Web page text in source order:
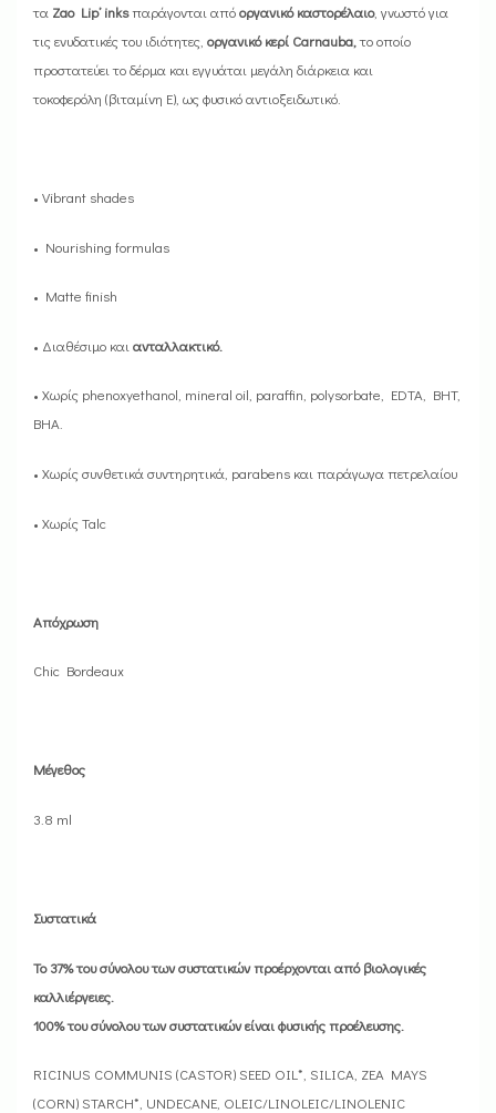
τα Zao Lip’ inksπαράγονται απόοργανικό καστορέλαιο, γνωστό για
τις ενυδατικές του ιδιότητες, οργανικό κερί Carnauba,το οποίο
προστατεύει το δέρμα και εγγυάται μεγάλη διάρκεια και
τοκοφερόλη (βιταμίνη E), ως φυσικό αντιοξειδωτικό.
• Vibrant shades
• Nourishing formulas
• Matte finish
• Διαθέσιμο και ανταλλακτικό.
• Χωρίς phenoxyethanol, mineral oil, paraffin, polysorbate, EDTA, BHT,
BHA.
• Χωρίς συνθετικά συντηρητικά, parabens και παράγωγα πετρελαίου
• Χωρίς Talc
Απόχρωση
Chic Bordeaux
Μέγεθος
3.8 ml
Συστατικά
Το 37% του σύνολου των συστατικών προέρχονται από βιολογικές
καλλιέργειες.
100% του σύνολου των συστατικών είναι φυσικής προέλευσης.
RICINUS COMMUNIS (CASTOR) SEED OIL*, SILICA, ZEA MAYS
(CORN) STARCH*, UNDECANE, OLEIC/LINOLEIC/LINOLENIC